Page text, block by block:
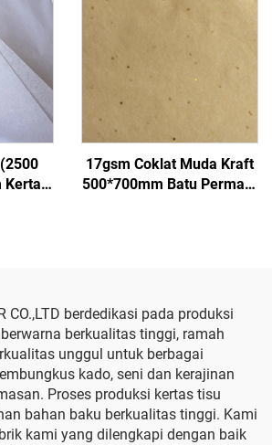
Buah Pakaian Kaos
Kertas
17gsm Coklat Muda Kraft
500*700mm Batu Permata
CO.,LTD berdedikasi pada produksi
berkualitas tinggi, ramah
unggul untuk berbagai
kado, seni dan kerajinan
Proses produksi kertas tisu
bahan baku berkualitas tinggi. Kami
kami yang dilengkapi dengan baik